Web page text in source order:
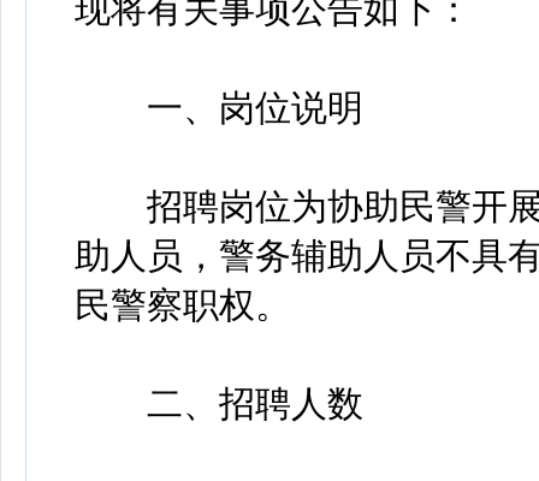
现将有关事项公告如下：
一、岗位说明
招聘岗位为协助民警开展
助人员，警务辅助人员不具
民警察职权。
二、招聘人数